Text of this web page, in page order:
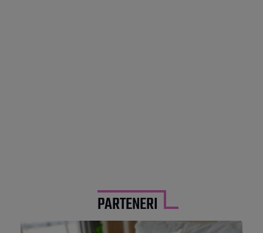
PARTENERI